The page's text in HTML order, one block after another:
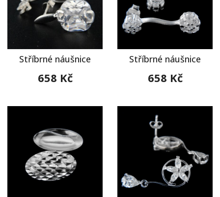
Stříbrné náušnice
658 Kč
Stříbrné náušnice
658 Kč